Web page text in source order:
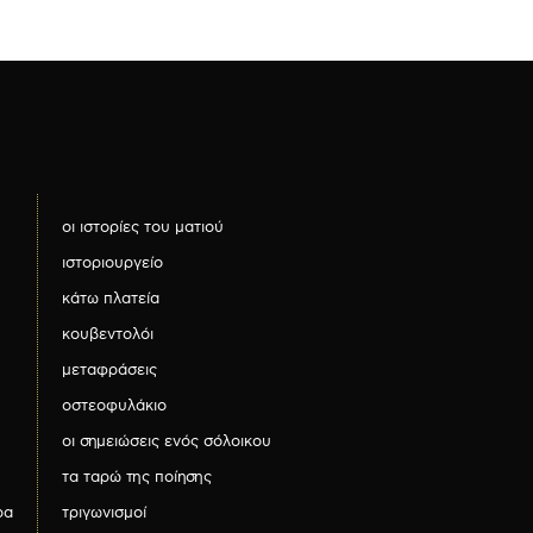
οι ιστορίες του ματιού
ιστοριουργείο
κάτω πλατεία
κουβεντολόι
μεταφράσεις
οστεοφυλάκιο
οι σημειώσεις ενός σόλοικου
τα ταρώ της ποίησης
τριγωνισμοί